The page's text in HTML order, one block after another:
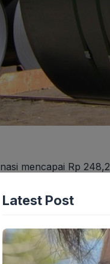
mencapai Rp
juta kepada
Latest Post